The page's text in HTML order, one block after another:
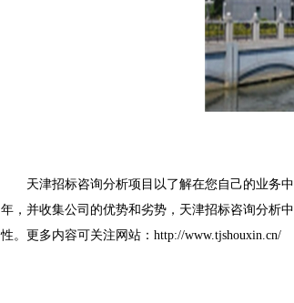
天津招标咨询分析项目以了解在您自己的业务中
年，并收集公司的优势和劣势，天津招标咨询分析
性。更多内容可关注网站：http://www.tjshouxin.cn/